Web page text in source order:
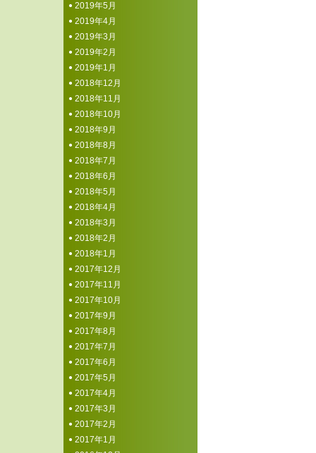
2019年5月
2019年4月
2019年3月
2019年2月
2019年1月
2018年12月
2018年11月
2018年10月
2018年9月
2018年8月
2018年7月
2018年6月
2018年5月
2018年4月
2018年3月
2018年2月
2018年1月
2017年12月
2017年11月
2017年10月
2017年9月
2017年8月
2017年7月
2017年6月
2017年5月
2017年4月
2017年3月
2017年2月
2017年1月